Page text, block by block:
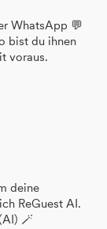
WhatsApp 💬
bist du ihnen
voraus.
deine
ReGuest AI.
🪄